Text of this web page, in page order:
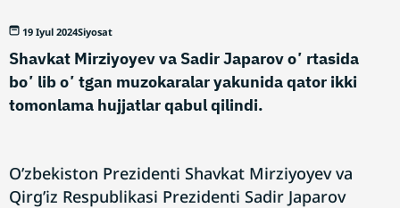
19 Iyul 2024Siyosat
Shavkat Mirziyoyev va Sadir Japarov oʼrtasida
boʼlib oʼtgan muzokaralar yakunida qator ikki
tomonlama hujjatlar qabul qilindi.
Oʼzbekiston Prezidenti Shavkat Mirziyoyev va
Qirgʼiz Respublikasi Prezidenti Sadir Japarov